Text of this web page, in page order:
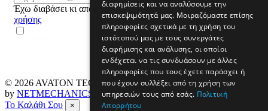
Έχω διαβάσει κι αποδέχομαι τους όρους
χρήσης
© 2026 AVATON TECH All rights reserved Designed & developed
by NETMECHANICS
Το Καλάθι Σου
×
διαφημίσεις και να αναλύσουμε την
επισκεψιμότητά μας. Μοιραζόμαστε επίσης
πληροφορίες σχετικά με τη χρήση του
ιστότοπού μας με τους συνεργάτες
διαφήμισης και ανάλυσης, οι οποίοι
ενδέχεται να τις συνδυάσουν με άλλες
πληροφορίες που τους έχετε παράσχει ή
που έχουν συλλέξει από τη χρήση των
υπηρεσιών τους από εσάς. Πολιτική
Απορρήτου